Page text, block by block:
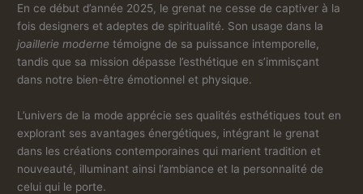
En ce début d’année 2025, le grenat ne cesse de captiver à la
fois designers et adeptes de spiritualité. Son usage dans la
joaillerie moderne témoigne de sa puissance intemporelle,
tandis que sa mission dépasse l’esthétique en s’immisçant
dans notre bien-être émotionnel et physique.
L’univers de la mode apprécie ses qualités esthétiques tout en
explorant ses avantages énergétiques, intégrant le grenat
dans les créations contemporaines qui marient tradition et
nouveauté, illuminant ainsi l’ambiance et la personnalité de
celui qui le porte.